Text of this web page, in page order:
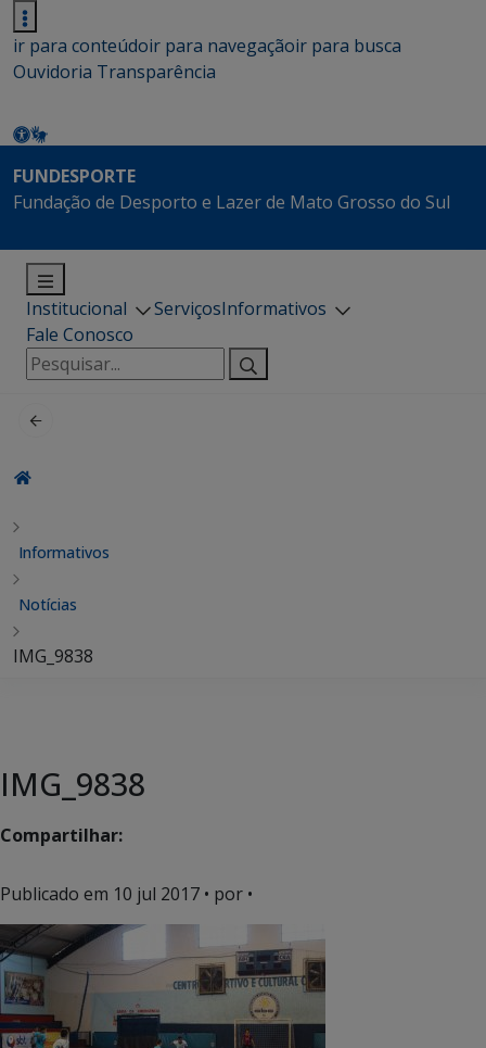
ir para conteúdoir para navegaçãoir para busca
Ouvidoria Transparência
FUNDESPORTE
Fundação de Desporto e Lazer de Mato Grosso do Sul
Institucional ServiçosInformativos
Fale Conosco
Pesquisar
por:
Informativos
Notícias
IMG_9838
IMG_9838
Compartilhar:
Publicado em 10 jul 2017 • por •